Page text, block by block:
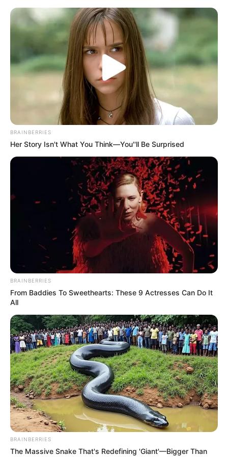
enfeites ano novo
Decoração de Ano Novo
Simples e Barata: Dicas e
Inspirações
18.079.935/0001-70
FBO Negócios de Treinamento e Marketing Digital
Artesanatos
Encadernação Artesanal
Filtro dos Sonhos
Lembrancinhas de Casamento
Mosaico
BRAINBERRIES
Her Story Isn't What You Think—You''ll Be Surprised
BRAINBERRIES
From Baddies To Sweethearts: These 9 Actresses Can Do It
All
BRAINBERRIES
The Massive Snake That's Redefining 'Giant'—Bigger Than